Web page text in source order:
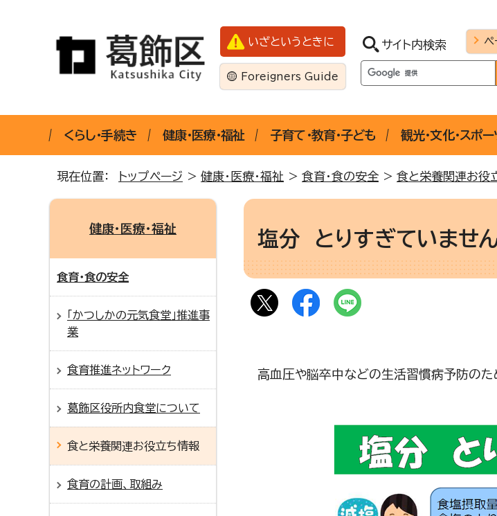
いざというときに
Foreigners Guide
サイト内検索 ペ
くらし・手続き 健康・医療・福祉 子育て・教育・子ども 観光・文化・スポー
現在位置： トップページ > 健康・医療・福祉 > 食育・食の安全 > 食と栄養関連お役
塩分 とりすぎていませ
高血圧や脳卒中などの生活習慣病予防のた
健康・医療・福祉
食育・食の安全
「かつしかの元気食堂」推進事
業
食育推進ネットワーク
葛飾区役所内食堂について
食と栄養関連お役立ち情報
食育の計画、取組み